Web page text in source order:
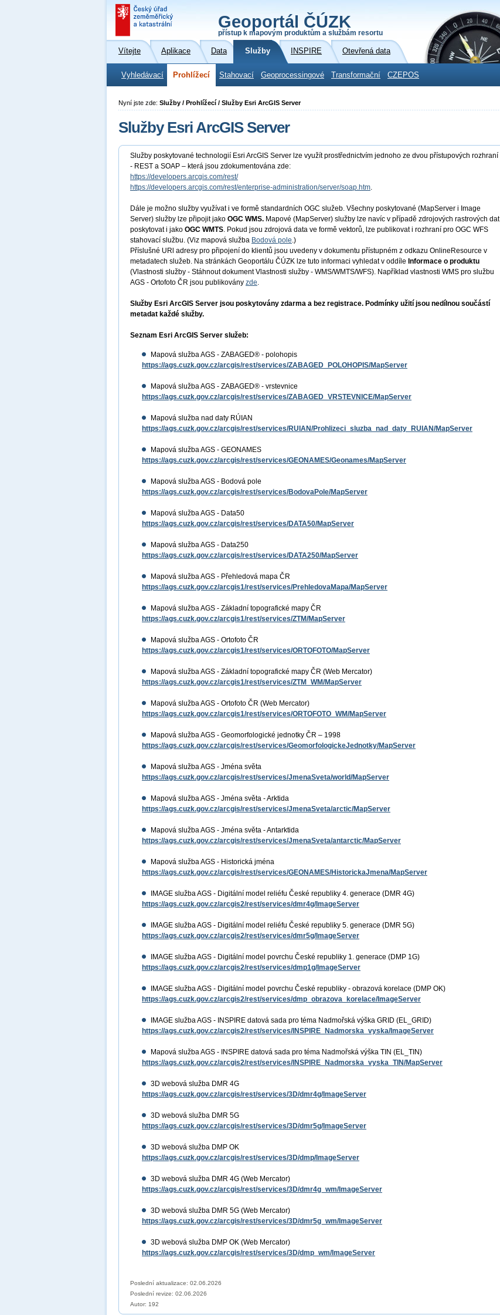
Geoportál ČÚZK
přístup k mapovým produktům a službám resortu
Vítejte Aplikace Data Služby INSPIRE Otevřená data
Vyhledávací Prohlížecí Stahovací Geoprocessingové Transformační CZEPOS
Nyní jste zde: Služby / Prohlížecí / Služby Esri ArcGIS Server
Služby Esri ArcGIS Server
Služby poskytované technologií Esri ArcGIS Server lze využít prostřednictvím jednoho ze dvou přístupových rozhraní
- REST a SOAP – která jsou zdokumentována zde:
https://developers.arcgis.com/rest/
https://developers.arcgis.com/rest/enterprise-administration/server/soap.htm.
Dále je možno služby využívat i ve formě standardních OGC služeb. Všechny poskytované (MapServer i Image
Server) služby lze připojit jako OGC WMS. Mapové (MapServer) služby lze navíc v případě zdrojových rastrových dat
poskytovat i jako OGC WMTS. Pokud jsou zdrojová data ve formě vektorů, lze publikovat i rozhraní pro OGC WFS
stahovací službu. (Viz mapová služba Bodová pole.)
Příslušné URl adresy pro připojení do klientů jsou uvedeny v dokumentu přístupném z odkazu OnlineResource v
metadatech služeb. Na stránkách Geoportálu ČÚZK lze tuto informaci vyhledat v oddíle Informace o produktu
(Vlastnosti služby - Stáhnout dokument Vlastnosti služby - WMS/WMTS/WFS). Například vlastnosti WMS pro službu
AGS - Ortofoto ČR jsou publikovány zde.
Služby Esri ArcGIS Server jsou poskytovány zdarma a bez registrace. Podmínky užití jsou nedílnou součástí
metadat každé služby.
Seznam Esri ArcGIS Server služeb:
Mapová služba AGS - ZABAGED® - polohopis
https://ags.cuzk.gov.cz/arcgis/rest/services/ZABAGED_POLOHOPIS/MapServer
Mapová služba AGS - ZABAGED® - vrstevnice
https://ags.cuzk.gov.cz/arcgis/rest/services/ZABAGED_VRSTEVNICE/MapServer
Mapová služba nad daty RÚIAN
https://ags.cuzk.gov.cz/arcgis/rest/services/RUIAN/Prohlizeci_sluzba_nad_daty_RUIAN/MapServer
Mapová služba AGS - GEONAMES
https://ags.cuzk.gov.cz/arcgis/rest/services/GEONAMES/Geonames/MapServer
Mapová služba AGS - Bodová pole
https://ags.cuzk.gov.cz/arcgis/rest/services/BodovaPole/MapServer
Mapová služba AGS - Data50
https://ags.cuzk.gov.cz/arcgis/rest/services/DATA50/MapServer
Mapová služba AGS - Data250
https://ags.cuzk.gov.cz/arcgis/rest/services/DATA250/MapServer
Mapová služba AGS - Přehledová mapa ČR
https://ags.cuzk.gov.cz/arcgis1/rest/services/PrehledovaMapa/MapServer
Mapová služba AGS - Základní topografické mapy ČR
https://ags.cuzk.gov.cz/arcgis1/rest/services/ZTM/MapServer
Mapová služba AGS - Ortofoto ČR
https://ags.cuzk.gov.cz/arcgis1/rest/services/ORTOFOTO/MapServer
Mapová služba AGS - Základní topografické mapy ČR (Web Mercator)
https://ags.cuzk.gov.cz/arcgis1/rest/services/ZTM_WM/MapServer
Mapová služba AGS - Ortofoto ČR (Web Mercator)
https://ags.cuzk.gov.cz/arcgis1/rest/services/ORTOFOTO_WM/MapServer
Mapová služba AGS - Geomorfologické jednotky ČR – 1998
https://ags.cuzk.gov.cz/arcgis/rest/services/GeomorfologickeJednotky/MapServer
Mapová služba AGS - Jména světa
https://ags.cuzk.gov.cz/arcgis/rest/services/JmenaSveta/world/MapServer
Mapová služba AGS - Jména světa - Arktida
https://ags.cuzk.gov.cz/arcgis/rest/services/JmenaSveta/arctic/MapServer
Mapová služba AGS - Jména světa - Antarktida
https://ags.cuzk.gov.cz/arcgis/rest/services/JmenaSveta/antarctic/MapServer
Mapová služba AGS - Historická jména
https://ags.cuzk.gov.cz/arcgis/rest/services/GEONAMES/HistorickaJmena/MapServer
IMAGE služba AGS - Digitální model reliéfu České republiky 4. generace (DMR 4G)
https://ags.cuzk.gov.cz/arcgis2/rest/services/dmr4g/ImageServer
IMAGE služba AGS - Digitální model reliéfu České republiky 5. generace (DMR 5G)
https://ags.cuzk.gov.cz/arcgis2/rest/services/dmr5g/ImageServer
IMAGE služba AGS - Digitální model povrchu České republiky 1. generace (DMP 1G)
https://ags.cuzk.gov.cz/arcgis2/rest/services/dmp1g/ImageServer
IMAGE služba AGS - Digitální model povrchu České republiky - obrazová korelace (DMP OK)
https://ags.cuzk.gov.cz/arcgis2/rest/services/dmp_obrazova_korelace/ImageServer
IMAGE služba AGS - INSPIRE datová sada pro téma Nadmořská výška GRID (EL_GRID)
https://ags.cuzk.gov.cz/arcgis2/rest/services/INSPIRE_Nadmorska_vyska/ImageServer
Mapová služba AGS - INSPIRE datová sada pro téma Nadmořská výška TIN (EL_TIN)
https://ags.cuzk.gov.cz/arcgis2/rest/services/INSPIRE_Nadmorska_vyska_TIN/MapServer
3D webová služba DMR 4G
https://ags.cuzk.gov.cz/arcgis/rest/services/3D/dmr4g/ImageServer
3D webová služba DMR 5G
https://ags.cuzk.gov.cz/arcgis/rest/services/3D/dmr5g/ImageServer
3D webová služba DMP OK
https://ags.cuzk.gov.cz/arcgis/rest/services/3D/dmp/ImageServer
3D webová služba DMR 4G (Web Mercator)
https://ags.cuzk.gov.cz/arcgis/rest/services/3D/dmr4g_wm/ImageServer
3D webová služba DMR 5G (Web Mercator)
https://ags.cuzk.gov.cz/arcgis/rest/services/3D/dmr5g_wm/ImageServer
3D webová služba DMP OK (Web Mercator)
https://ags.cuzk.gov.cz/arcgis/rest/services/3D/dmp_wm/ImageServer
Poslední aktualizace: 02.06.2026
Poslední revize: 02.06.2026
Autor: 192